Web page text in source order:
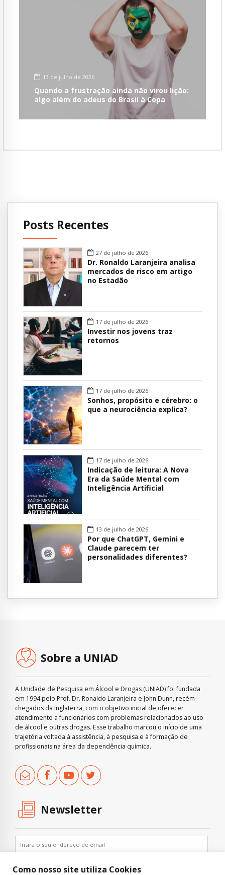
13 de julho de 2026
Quando a frustração ainda não virou lição:
algo além do adeus do Brasil à Copa
Posts Recentes
27 de julho de 2026
Dr. Ronaldo Laranjeira analisa
mercados de risco em artigo
no Estadão
17 de julho de 2026
Investir nos jovens traz
retornos
17 de julho de 2026
Sonhos, propósito e cérebro: o
que a neurociência explica?
17 de julho de 2026
Indicação de leitura: A Nova
Era da Saúde Mental com
Inteligência Artificial
13 de julho de 2026
Por que ChatGPT, Gemini e
Claude parecem ter
personalidades diferentes?
Sobre a UNIAD
A Unidade de Pesquisa em Álcool e Drogas (UNIAD) foi fundada
em 1994 pelo Prof. Dr. Ronaldo Laranjeira e John Dunn, recém-
chegados da Inglaterra, com o objetivo inicial de oferecer
atendimento a funcionários com problemas relacionados ao uso
de álcool e outras drogas. Esse trabalho marcou o início de uma
trajetória voltada à assistência, à pesquisa e à formação de
profissionais na área da dependência química.
Newsletter
Como nosso site utiliza Cookies